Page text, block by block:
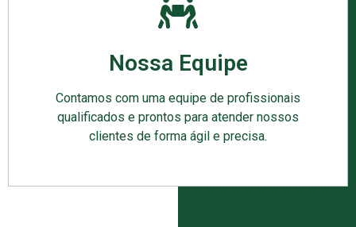
Nossa Equipe
Contamos com uma equipe de profissionais
qualificados e prontos para atender nossos
clientes de forma ágil e precisa.